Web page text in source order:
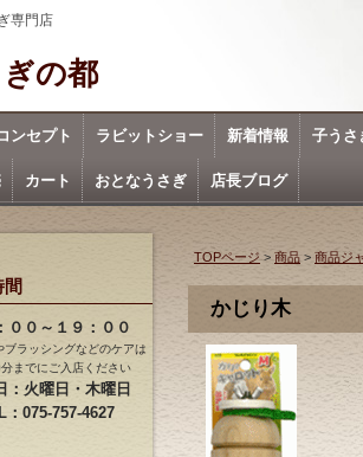
専門店
の都
ンセプト ラビットショー 新着情報 子うさ
カート おとなうさぎ 店長ブログ
TOPページ> 商品 > 商品ジ
かじり木
００～１９：００
ラッシングなどのケアは
までにご入店ください
：火曜日・木曜日
：075-757-4627